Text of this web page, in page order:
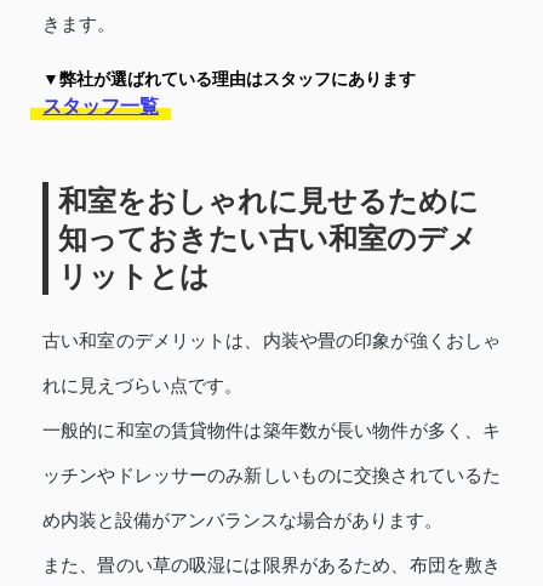
きます。
▼弊社が選ばれている理由はスタッフにあります
スタッフ一覧
和室をおしゃれに見せるために
知っておきたい古い和室のデメ
リットとは
古い和室のデメリットは、内装や畳の印象が強くおしゃ
れに見えづらい点です。
一般的に和室の賃貸物件は築年数が長い物件が多く、キ
ッチンやドレッサーのみ新しいものに交換されているた
め内装と設備がアンバランスな場合があります。
また、畳のい草の吸湿には限界があるため、布団を敷き